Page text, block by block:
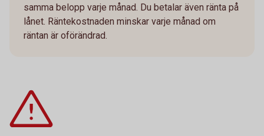
samma belopp varje månad. Du betalar även ränta på
lånet. Räntekostnaden minskar varje månad om
räntan är oförändrad.